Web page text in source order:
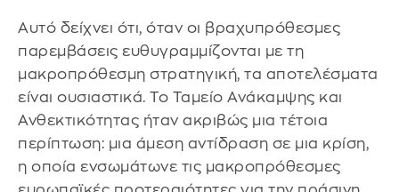
Αυτό δείχνει ότι, όταν οι βραχυπρόθεσμες
παρεμβάσεις ευθυγραμμίζονται με τη
μακροπρόθεσμη στρατηγική, τα αποτελέσματα
είναι ουσιαστικά. Το Ταμείο Ανάκαμψης και
Ανθεκτικότητας ήταν ακριβώς μια τέτοια
περίπτωση: μια άμεση αντίδραση σε μια κρίση,
η οποία ενσωμάτωνε τις μακροπρόθεσμες